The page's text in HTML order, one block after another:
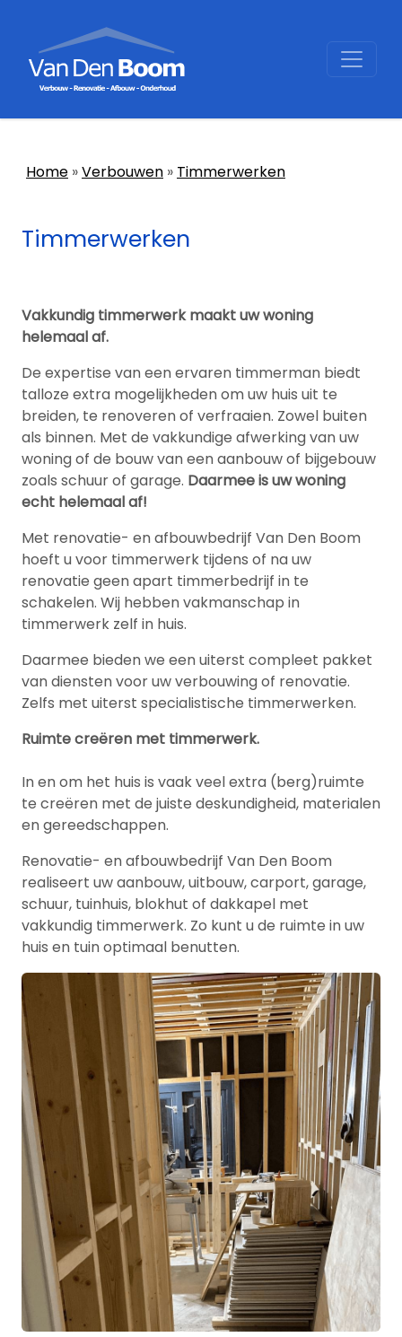
Home Verbouwen Timmerwerken
Timmerwerken
Vakkundig timmerwerk maakt uw woning
helemaal af.
De expertise van een ervaren timmerman biedt
talloze extra mogelijkheden om uw huis uit te
breiden, te renoveren of verfraaien. Zowel buiten
als binnen. Met de vakkundige afwerking van uw
woning of de bouw van een aanbouw of bijgebouw
zoals schuur of garage. Daarmee is uw woning
echt helemaal af!
Met renovatie- en afbouwbedrijf Van Den Boom
hoeft u voor timmerwerk tijdens of na uw
renovatie geen apart timmerbedrijf in te
schakelen. Wij hebben vakmanschap in
timmerwerk zelf in huis.
Daarmee bieden we een uiterst compleet pakket
van diensten voor uw verbouwing of renovatie.
Zelfs met uiterst specialistische timmerwerken.
Ruimte creëren met timmerwerk.
In en om het huis is vaak veel extra (berg)ruimte
te creëren met de juiste deskundigheid, materialen
en gereedschappen.
Renovatie- en afbouwbedrijf Van Den Boom
realiseert uw aanbouw, uitbouw, carport, garage,
schuur, tuinhuis, blokhut of dakkapel met
vakkundig timmerwerk. Zo kunt u de ruimte in uw
huis en tuin optimaal benutten.